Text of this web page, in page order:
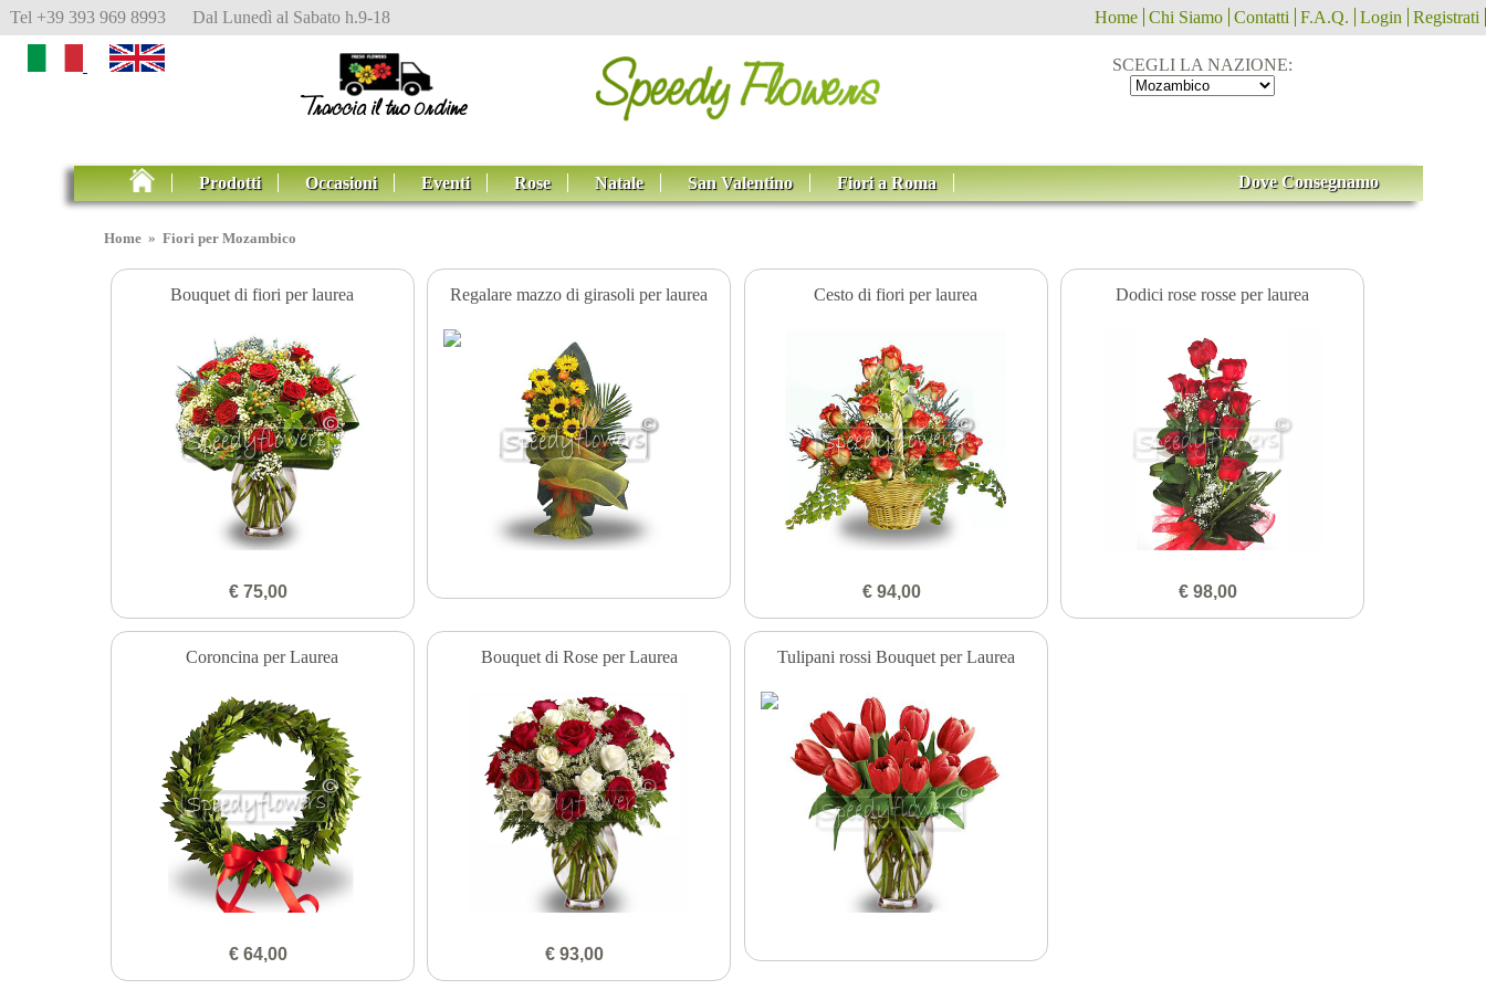
Tel +39 393 969 8993 Dal Lunedì al Sabato h.9-18 Home Chi Siamo Contatti F.A.Q. Login Registrati
SCEGLI LA NAZIONE:
Prodotti Occasioni Eventi Rose Natale San Valentino Fiori a Roma Dove Consegnamo
Home »Fiori per Mozambico
Bouquet di fiori per laurea
€ 75,00
Regalare mazzo di girasoli per laurea Cesto di fiori per laurea
€ 94,00
Dodici rose rosse per laurea
€ 98,00
Coroncina per Laurea
€ 64,00
Bouquet di Rose per Laurea
€ 93,00
Tulipani rossi Bouquet per Laurea